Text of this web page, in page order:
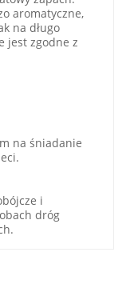
aromatyczne,
na długo
jest zgodne z
na śniadanie
i
dróg